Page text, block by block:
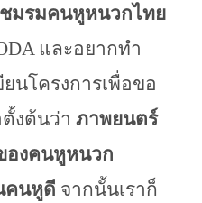
มรมคนหูหนวกไทย
และอยากทำ
ยนโครงการเพื่อขอ
งต้นว่า ภาพยนตร์
องคนหูหนวก
คนหูดี จากนั้นเราก็